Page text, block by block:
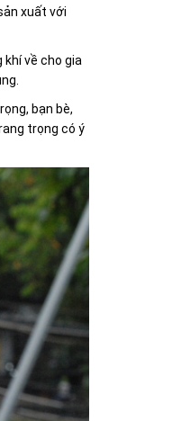
xuất với
về cho gia
bạn bè,
trọng có ý